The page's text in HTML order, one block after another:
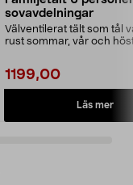
sovavdelningar
Välventilerat tält som tål
rust sommar, vår och
1199,00
Läs mer